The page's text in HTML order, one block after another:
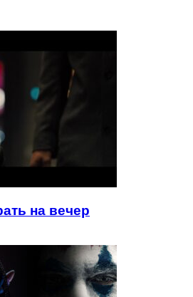
на вечер